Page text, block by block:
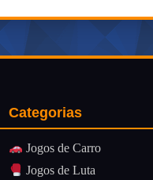
Categorias
Jogos de Carro
Jogos de Luta